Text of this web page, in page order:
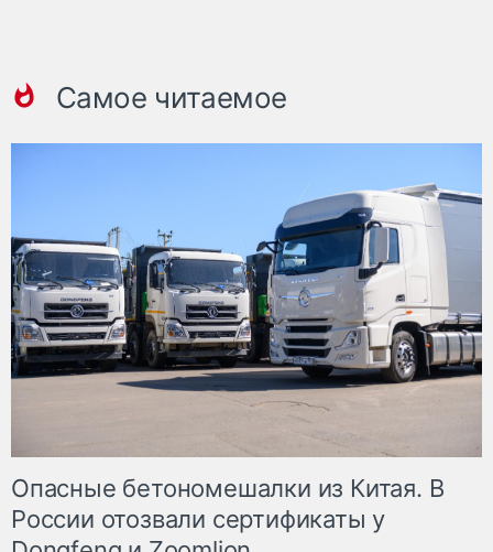
Самое читаемое
Опасные бетономешалки из Китая. В
России отозвали сертификаты у